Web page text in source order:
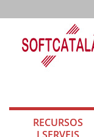
RECURSOS